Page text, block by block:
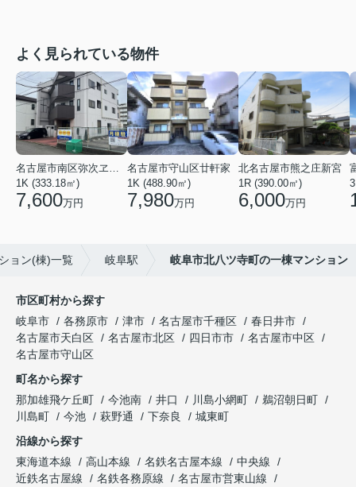
よく見られている物件
1K (333.18㎡)
7,600万円
名古屋市守山区廿軒家
1K (488.90㎡)
7,980万円
北名古屋市熊之庄新宮
1R (390.00㎡)
6,000万円
ョン(棟)一覧 岐阜駅 岐阜市北八ツ寺町の一棟マンション
市区町村から探す
岐阜市
各務原市 津市 名古屋市千種区
春日井市
名古屋市天白区
名古屋市北区 四日市市
名古屋市中区
名古屋市守山区
町名から探す
那加雄飛ケ丘町
今池南 井口 川島小網町
鵜沼朝日町
川島町
今池 萩野通 下奈良
城東町
沿線から探す
東海道本線
高山本線 名鉄名古屋本線
中央線
近鉄名古屋線
名鉄各務原線
名古屋市営東山線